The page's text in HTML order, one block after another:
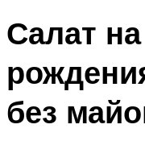
Салат
без